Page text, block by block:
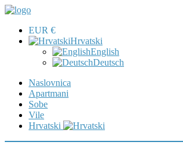
EUR €
Hrvatski
English
Deutsch
Naslovnica
Apartmani
Sobe
Vile
Hrvatski